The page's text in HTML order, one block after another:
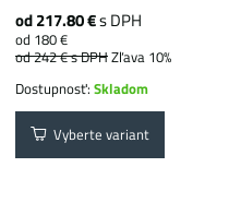
od 217.80 €s DPH
od 180 €
od 242 €s DPHZľava 10%
Dostupnosť:Skladom
Vyberte variant